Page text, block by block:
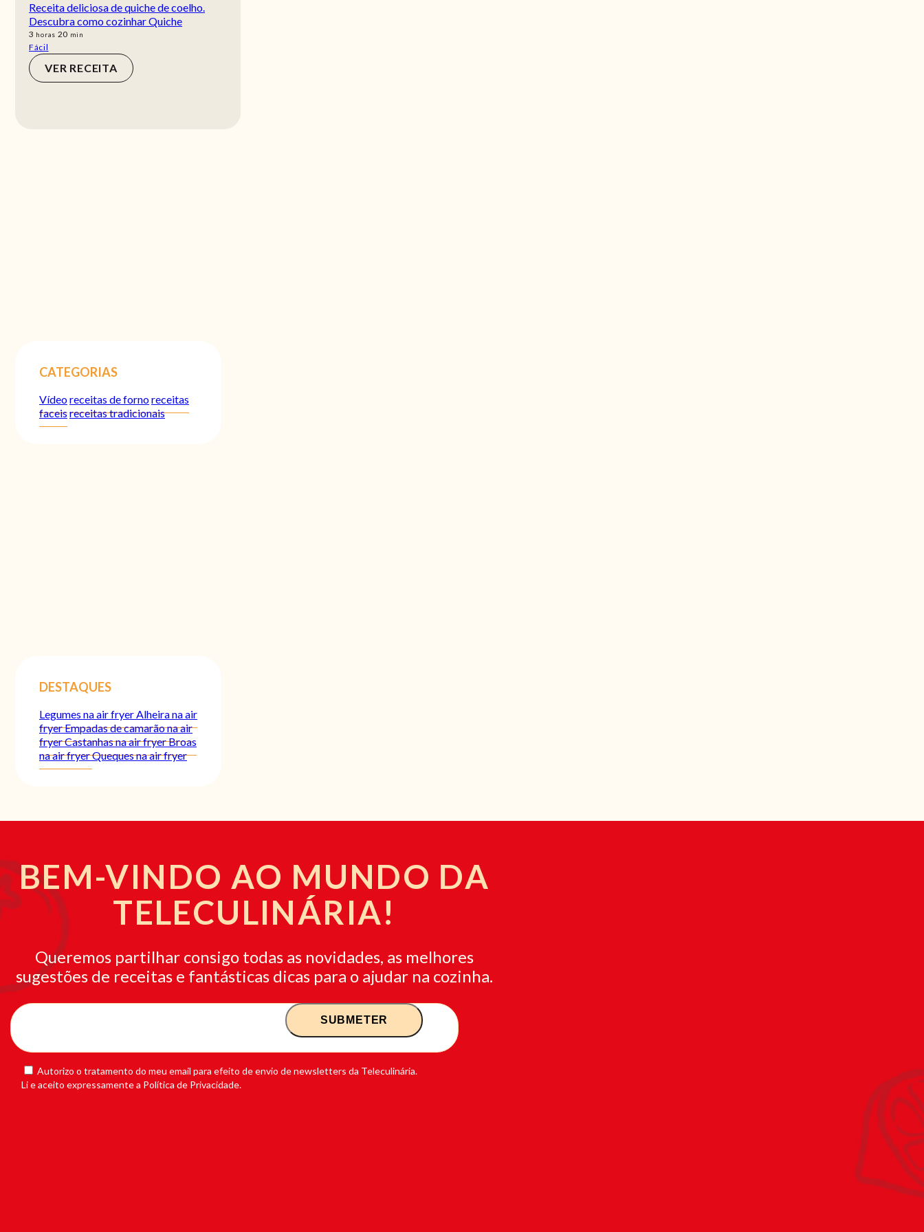
Receita deliciosa de quiche de coelho.
Descubra como cozinhar Quiche
3 horas
horas 20 min
min
Fácil
VER RECEITA
CATEGORIAS
Vídeoreceitas de fornoreceitas
faceisreceitas tradicionais
DESTAQUES
Legumes na air fryerAlheira na air
fryerEmpadas de camarão na air
fryerCastanhas na air fryerBroas
na air fryerQueques na air fryer
BEM-VINDO AO MUNDO DA
TELECULINÁRIA!
Queremos partilhar consigo todas as novidades, as melhores
sugestões de receitas e fantásticas dicas para o ajudar na cozinha.
Autorizo o tratamento do meu email para efeito de envio de newsletters da Teleculinária.
Li e aceito expressamente a Política de Privacidade.